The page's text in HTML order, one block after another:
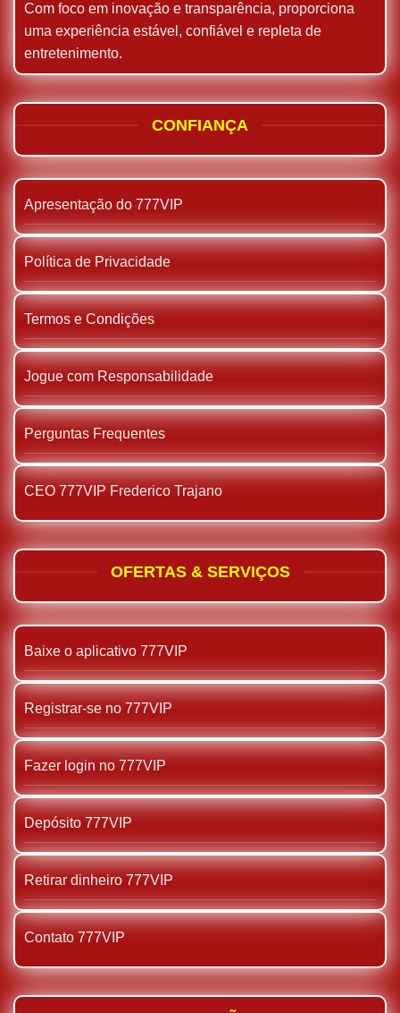
Com foco em inovação e transparência, proporciona
uma experiência estável, confiável e repleta de
entretenimento.
CONFIANÇA
Apresentação do 777VIP
Política de Privacidade
Termos e Condições
Jogue com Responsabilidade
Perguntas Frequentes
CEO 777VIP Frederico Trajano
OFERTAS & SERVIÇOS
Baixe o aplicativo 777VIP
Registrar-se no 777VIP
Fazer login no 777VIP
Depósito 777VIP
Retirar dinheiro 777VIP
Contato 777VIP